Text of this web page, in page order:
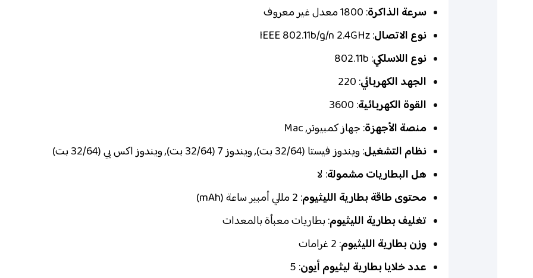
سرعة الذاكرة: 1800 معدل غير معروف
نوع الاتصال: IEEE 802.11b/g/n 2.4GHz
نوع اللاسلكي: 802.11b
الجهد الكهربائي: 220
القوة الكهربائية: 3600
منصة الأجهزة: جهاز كمبيوتر, Mac
نظام التشغيل: ويندوز فيستا (32/64 بت), ويندوز 7 (32/64 بت), ويندوز اكس بي (32/64 بت)
هل البطاريات مشمولة: لا
محتوى طاقة بطارية الليثيوم: 2 مللي أمبير ساعة (mAh)
تغليف بطارية الليثيوم: بطاريات معبأة بالمعدات
وزن بطارية الليثيوم: 2 غرامات
عدد خلايا بطارية ليثيوم أيون: 5